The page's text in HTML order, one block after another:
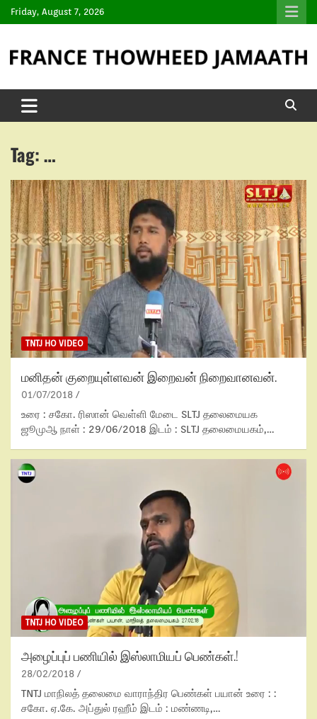
Friday, August 7, 2026
Tag:…
TNTJ HO VIDEO
மனிதன் குறையுள்ளவன் இறைவன் நிறைவானவன்.
01/07/2018
உரை : சகோ. ரிஸான் வெள்ளி மேடை SLTJ தலைமையக‌
ஜூமுஆ நாள் : 29/06/2018 இடம் : SLTJ தலைமையகம்,…
TNTJ HO VIDEO
அழைப்புப் பணியில் இஸ்லாமியப் பெண்கள்.!
28/02/2018
TNTJ மாநிலத் தலைமை வாராந்திர பெண்கள் பயான் உரை : :
சகோ. ஏ.கே. அப்துல் ரஹீம் இடம் : மண்ணடி,…